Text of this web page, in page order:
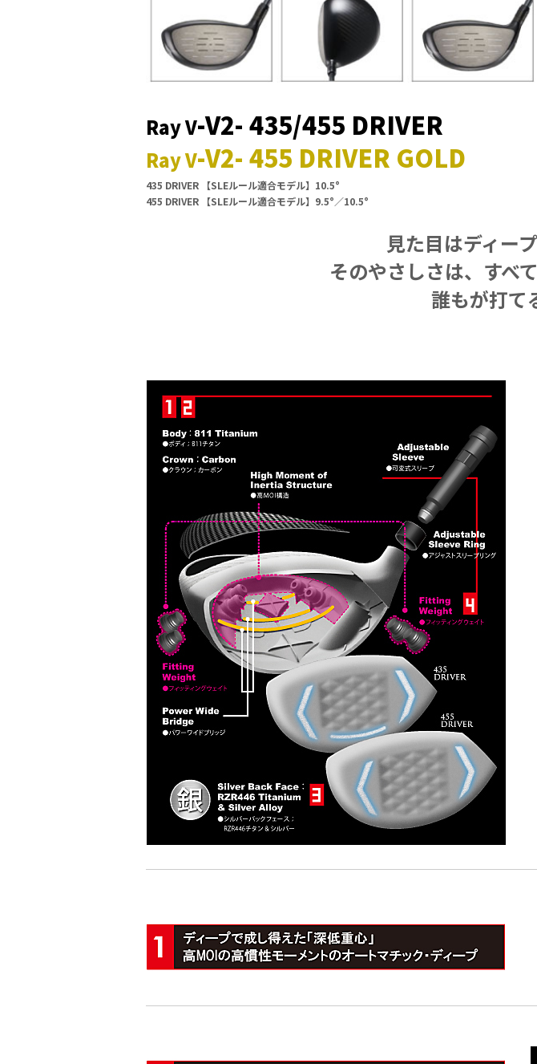
Ray V-V2- 435/455 DRIVER
Ray V-V2- 455 DRIVER GOLD
435 DRIVER 【SLEルール適合モデル】10.5°
455 DRIVER 【SLEルール適合モデル】9.5°／10.5°
見た目はディー
そのやさしさは、すべ
誰もが打て